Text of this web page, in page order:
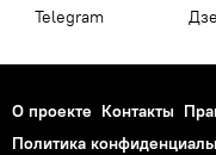
Telegram
О проекте Контакты
Политика